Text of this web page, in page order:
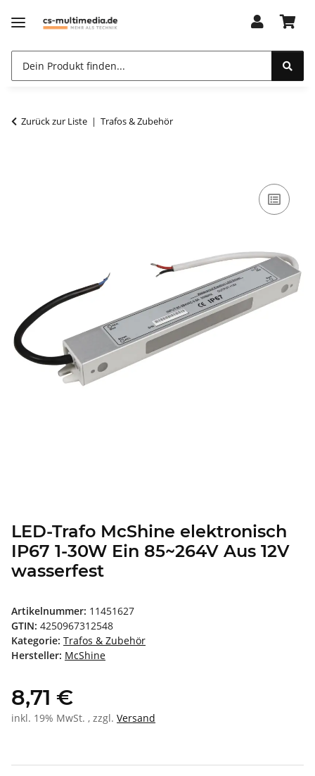
Zurück zur Liste Trafos & Zubehör
LED-Trafo McShine elektronisch
IP67 1-30W Ein 85~264V Aus 12V
wasserfest
Artikelnummer: 11451627
GTIN: 4250967312548
Kategorie: Trafos & Zubehör
Hersteller: McShine
8,71 €
inkl. 19% MwSt. , zzgl. Versand